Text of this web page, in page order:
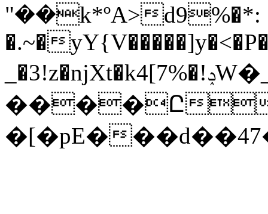
"��k*ºA>d9%�*:
�.~�
_�3!z�njXt�k4[7%�!ݚW�_�
����Ը
�[�pE�